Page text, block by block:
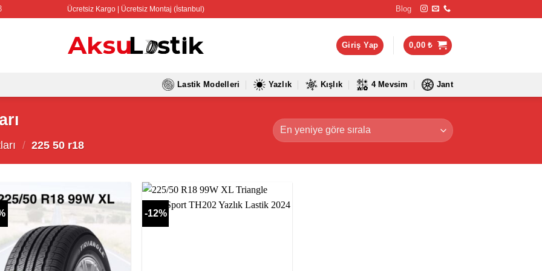
Ücretsiz Kargo | Ücretsiz Montaj (İstanbul) Blog
Giriş Yap 0,00₺
Lastik Modelleri Yazlık Kışlık 4 Mevsim Jant
/ 225 50 r18
-12%